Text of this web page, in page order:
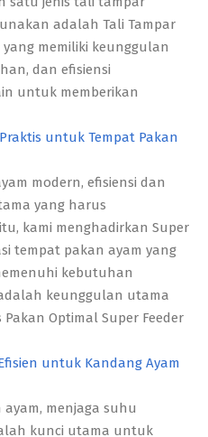
adalah Tali Tampar
memiliki keunggulan
dan efisiensi
untuk memberikan
untuk Tempat Pakan
modern, efisiensi dan
yang harus
kami menghadirkan Super
tempat pakan ayam yang
kebutuhan
keunggulan utama
Optimal Super Feeder
untuk Kandang Ayam
menjaga suhu
kunci utama untuk